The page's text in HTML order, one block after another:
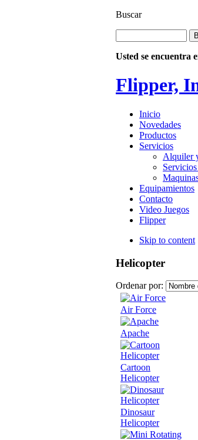
Buscar
Usted se encuentra
Flipper,
Inicio
Novedades
Productos
Servicios
Alquiler
Equipamientos
Contacto
Video Juegos
Flipper
Skip to content
Helicopter
Ordenar por:
Air Force
Apache
Cartoon
Helicopter
Dinosaur
Helicopter